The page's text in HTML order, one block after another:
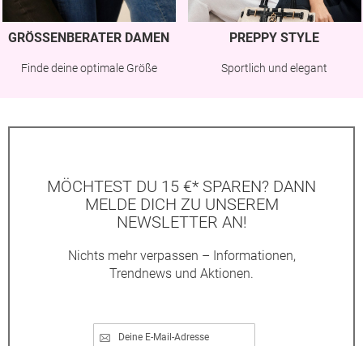
GRÖSSENBERATER DAMEN
Finde deine optimale Größe
PREPPY STYLE
Sportlich und elegant
MÖCHTEST DU 15 €* SPAREN? DANN
MELDE DICH ZU UNSEREM
NEWSLETTER AN!
Nichts mehr verpassen – Informationen,
Trendnews und Aktionen.